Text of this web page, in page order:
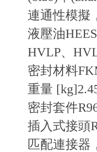
連通性模擬
液壓油
HVLP、
密封材料
重量 [kg]
密封套件
插入式接頭
匹配連接器